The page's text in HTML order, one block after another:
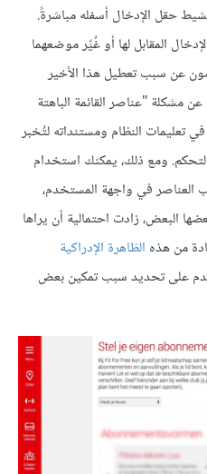
حقل الإدخال أسفله مباشرةً.
المقابل لها أو غُيِّر موضعهما
عن سبب تعطيل هذا الأخير
مشكلة "عناصر القائمة الباهتة
النظام ومستنداته لتُخبر
ومع ذلك، يمكنك استخدام
في واجهة المستخدم،
البعض، زادت احتمالية أن يراها
من هذه الظاهرة الإدراكية
على تحديد سبب تمكين بعض